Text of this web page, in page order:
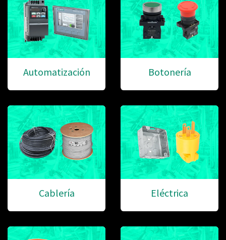
Automatización Botonería
Cablería Eléctrica